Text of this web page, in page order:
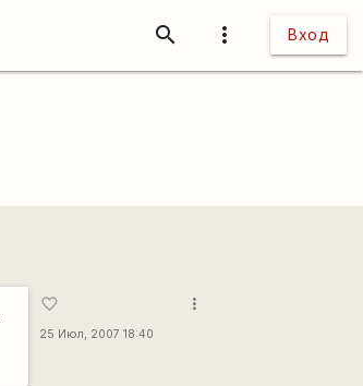
more_vert Вход
search
favorite_border
25 Июл, 2007 18:40
more_vert